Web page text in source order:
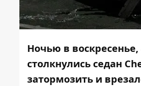
Ночью в воскресенье,
столкнулись седан
затормозить и